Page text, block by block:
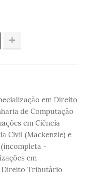
em Direito
de Computação
em Ciência
Civil (Mackenzie) e
-
em
Direito Tributário